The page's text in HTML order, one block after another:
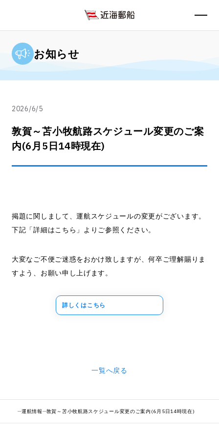
お知らせ
2026/6/5
敦賀～苫小牧航路スケジュール変更のご案
内(6月5日14時現在)
掲題に関しまして、運航スケジュールの変更がございます。
下記「詳細はこちら」よりご参照ください。
大変なご不便ご迷惑をおかけ致しますが、何卒ご理解賜りま
すよう、お願い申し上げます。
詳しくはこちら
一覧へ戻る
運航情報 敦賀～苫小牧航路スケジュール変更のご案内(6月5日14時現在)